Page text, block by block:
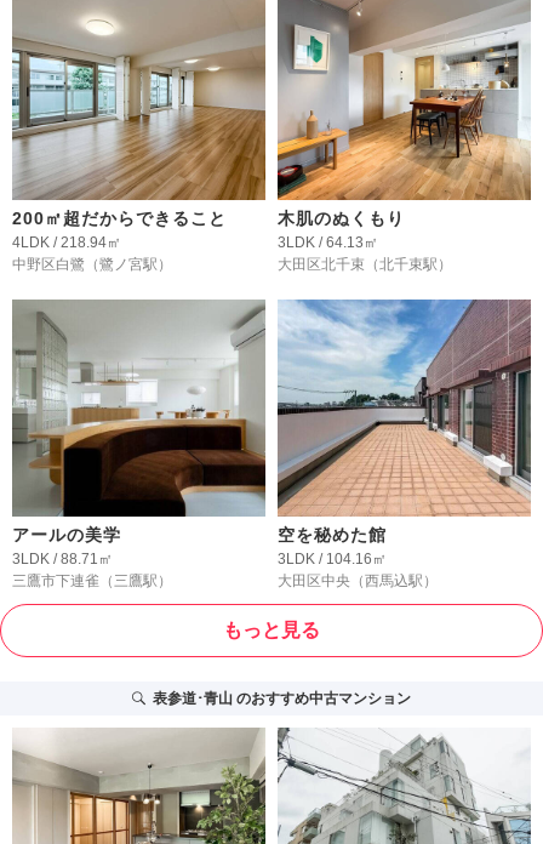
200㎡超だからできること
4LDK / 218.94㎡
中野区白鷺 （鷺ノ宮駅）
木肌のぬくもり
3LDK / 64.13㎡
大田区北千束 （北千束駅）
アールの美学
3LDK / 88.71㎡
三鷹市下連雀 （三鷹駅）
空を秘めた館
3LDK / 104.16㎡
大田区中央 （西馬込駅）
もっと見る
表参道･青山のおすすめ中古マンション